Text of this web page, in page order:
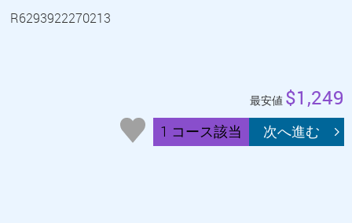
R6293922270213
最安値 $1,249
1 コース該当 次へ進む